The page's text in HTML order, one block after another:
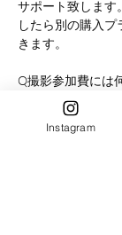
サポート致します
したら別の購入
きます。
Q撮影参加費には
→撮影料のみにな
ししておりません
Instagram